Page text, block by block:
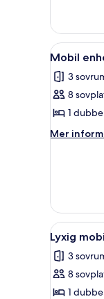
Superior
Öppna
alla
foton
för
Mobil
enhet
6
Mobil
3
8
1
Mer
Mer
Comfort
Öppna
alla
foton
för
Lyxig
5
Lyxig
3
8
1